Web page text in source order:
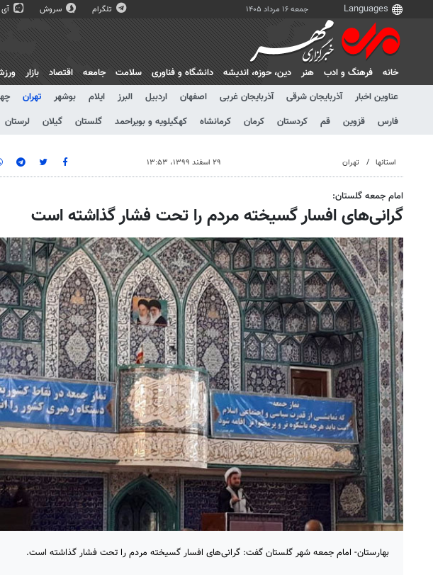
جمعه ۱۶ مرداد ۱۴۰۵ تلگرام سروش
خانه فرهنگ و ادب هنر دين، حوزه، انديشه دانشگاه و فناوری سلامت جامعه اقتصاد بازار
عناوین اخبار
آذربایجان شرقی آذربایجان غربی اصفهان اردبیل البرز ایلام بوشهر تهران
فارس
قزوین قم کردستان کرمان کرمانشاه کهگیلویه و بویراحمد گلستان گیلان لرستان
استانها تهران ۲۹ اسفند ۱۳۹۹، ۱۳:۵۳
امام جمعه گلستان:
گرانی‌های افسار گسیخته مردم را تحت فشار گذاشته است
بهارستان- امام جمعه شهر گلستان گفت: گرانی‌های افسار گسیخته مردم را تحت فشار گذاشته است.